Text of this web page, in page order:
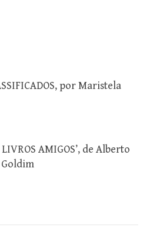
por Maristela
LIVROS AMIGOS’, de Alberto
Goldim